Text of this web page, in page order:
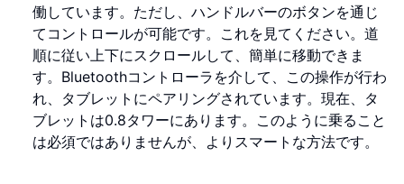
働しています。ただし、ハンドルバーのボタンを通じ
てコントロールが可能です。これを見てください。道
順に従い上下にスクロールして、簡単に移動できま
す。Bluetoothコントローラを介して、この操作が行わ
れ、タブレットにペアリングされています。現在、タ
ブレットは0.8タワーにあります。このように乗ること
は必須ではありませんが、よりスマートな方法です。